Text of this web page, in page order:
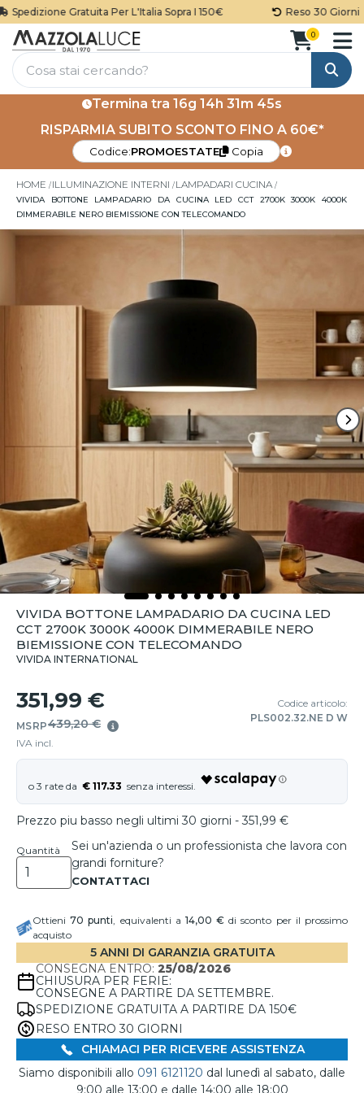
Gratuita Per L'Italia Sopra I 150€ Reso 30 Giorni
Cerca
0
Termina tra 16g 14h 31m 45s
RISPARMIA SUBITO SCONTO FINO A 60€*
Codice:PROMOESTATE Copia
HOME ILLUMINAZIONE INTERNI LAMPADARI CUCINA
VIVIDA BOTTONE LAMPADARIO DA CUCINA LED CCT 2700K 3000K 4000K
DIMMERABILE NERO BIEMISSIONE CON TELECOMANDO
VIVIDA BOTTONE LAMPADARIO DA CUCINA LED
CCT 2700K 3000K 4000K DIMMERABILE NERO
BIEMISSIONE CON TELECOMANDO
VIVIDA INTERNATIONAL
351,99 €
MSRP439,20 €
IVA incl.
Codice articolo:
PLS002.32.NE D W
€ 117.33
Prezzo piu basso negli ultimi 30 giorni - 351,99 €
Quantità
Sei un'azienda o un professionista che lavora con
grandi forniture?
Ottieni70 punti, equivalenti a 14,00 € di sconto per il prossimo
acquisto
5 ANNI DI GARANZIA GRATUITA
CONSEGNA ENTRO: 25/08/2026
CHIUSURA PER FERIE:
CONSEGNE A PARTIRE DA SETTEMBRE.
SPEDIZIONE GRATUITA A PARTIRE DA 150€
RESO ENTRO 30 GIORNI
CHIAMACI PER RICEVERE ASSISTENZA
Siamo disponibili allo 091 6121120 dal lunedì al sabato, dalle
9:00 alle 13:00 e dalle 14:00 alle 18:00